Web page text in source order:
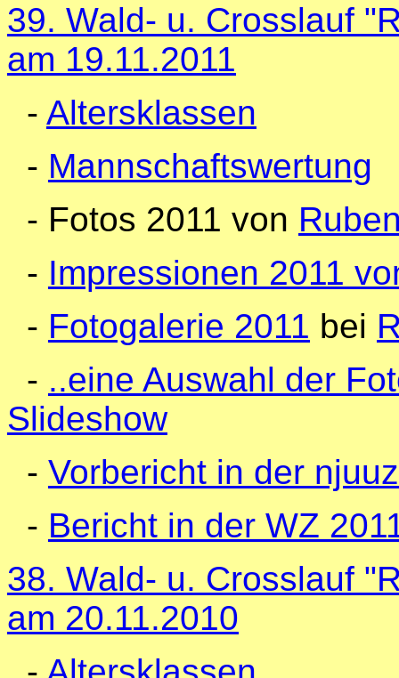
39. Wald- u. Crosslauf
am 19.11.2011
- Altersklassen
- Mannschaftswertung
- Fotos 2011 von
- Impressionen 2011
- Fotogalerie 2011 bei
- ..eine Auswahl der
Slideshow
- Vorbericht in der
- Bericht in der WZ
38. Wald- u. Crosslauf
am 20.11.2010